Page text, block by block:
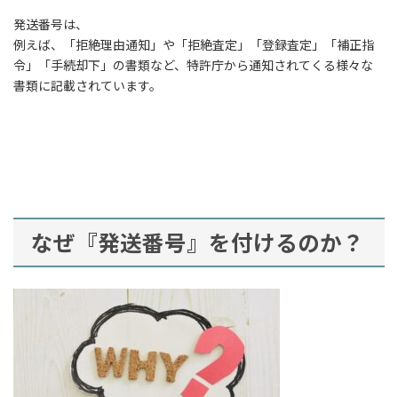
発送番号は、
例えば、「拒絶理由通知」や「拒絶査定」「登録査定」「補正指
令」「手続却下」の書類など、特許庁から通知されてくる様々な
書類に記載されています。
なぜ『発送番号』を付けるのか？